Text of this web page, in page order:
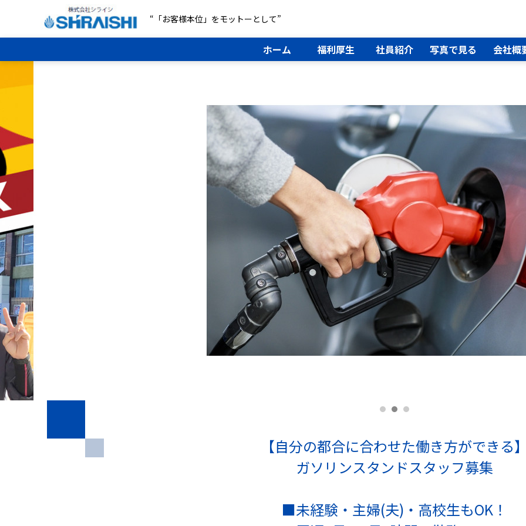
“「お客様本位」をモットーとして”
ホーム 福利厚生 社員紹介 写真で見る 会社概
【自分の都合に合わせた働き方ができる
ガソリンスタンドスタッフ募集
■未経験・主婦(夫)・高校生もOK！